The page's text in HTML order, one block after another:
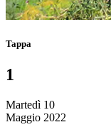
Tappa
1
Martedì 10
Maggio 2022